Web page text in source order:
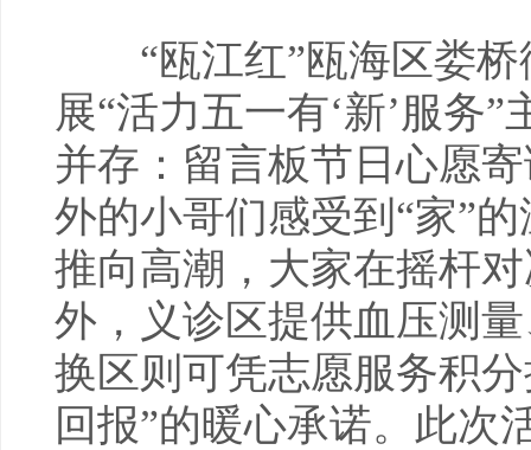
“瓯江红”瓯海区娄桥
展“活力五一有‘新’服务
并存：留言板节日心愿
外的小哥们感受到“家”
推向高潮，大家在摇杆
外，义诊区提供血压测
换区则可凭志愿服务积
回报”的暖心承诺。此次